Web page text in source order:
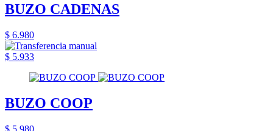
BUZO CADENAS
$ 6.980
$ 5.933
BUZO COOP
$ 5.980